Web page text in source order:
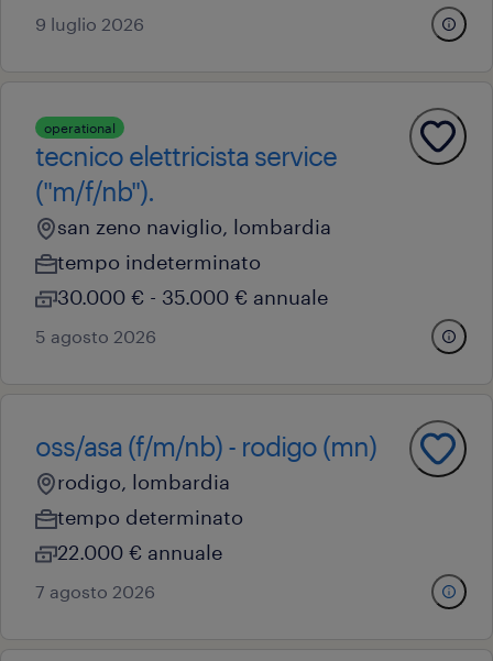
9 luglio 2026
operational
tecnico elettricista service
("m/f/nb").
san zeno naviglio, lombardia
tempo indeterminato
30.000 € - 35.000 € annuale
5 agosto 2026
oss/asa (f/m/nb) - rodigo (mn)
rodigo, lombardia
tempo determinato
22.000 € annuale
7 agosto 2026